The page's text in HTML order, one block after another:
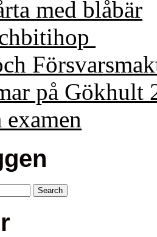
med blåbär
på Gökhult